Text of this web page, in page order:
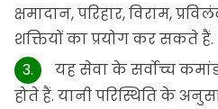
क्षमादान, परिहार, विराम,
शक्तियों का प्रयोग कर सकते हैं.
यह सेवा के सर्वोच्च
होते हैं. यानी परिस्थिति के